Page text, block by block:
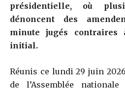
présidentielle, où
dénoncent des
minute jugés contraires
initial.
Réunis ce lundi 29 juin
de l’Assemblée